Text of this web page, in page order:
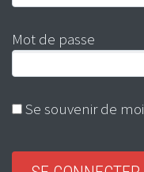
Mot de passe
Se souvenir de moi